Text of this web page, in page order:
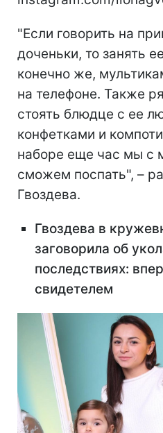
"Если говорить на
доченьки, то занять
конечно же,
на телефоне. Также
стоять блюдце с ее
конфетками и
наборе еще час мы с
сможем поспать", –
Гвоздева.
Гвоздева в
заговорила об
последствиях:
свидетелем